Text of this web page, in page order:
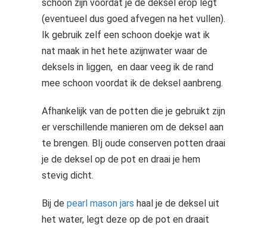
schoon zijn voordat je de deksel erop legt
(eventueel dus goed afvegen na het vullen).
Ik gebruik zelf een schoon doekje wat ik
nat maak in het hete azijnwater waar de
deksels in liggen, en daar veeg ik de rand
mee schoon voordat ik de deksel aanbreng.
Afhankelijk van de potten die je gebruikt zijn
er verschillende manieren om de deksel aan
te brengen. BIj oude conserven potten draai
je de deksel op de pot en draai je hem
stevig dicht.
Bij de pearl mason jars haal je de deksel uit
het water, legt deze op de pot en draait